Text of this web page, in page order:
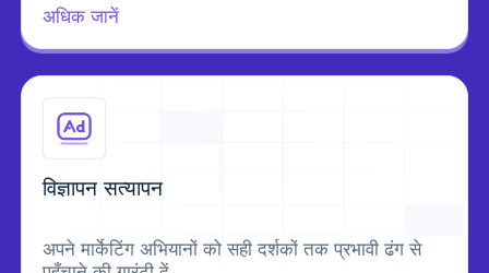
अधिक जानें
विज्ञापन सत्यापन
अपने मार्केटिंग अभियानों को सही दर्शकों तक प्रभावी ढंग से